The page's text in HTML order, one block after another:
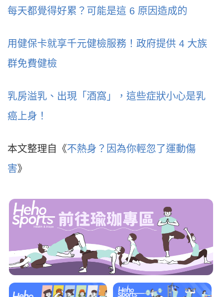
每天都覺得好累？可能是這 6 原因造成的
用健保卡就享千元健檢服務！政府提供 4 大族
群免費健檢
乳房溢乳、出現「酒窩」，這些症狀小心是乳
癌上身！
本文整理自《不熱身？因為你輕忽了運動傷
害》